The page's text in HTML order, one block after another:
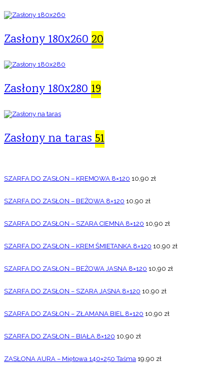
Zasłony 180x26020
Zasłony 180x28019
Zasłony na taras51
SZARFA DO ZASŁON – KREMOWA 8×120 10,90 zł
SZARFA DO ZASŁON – BEŻOWA 8×120 10,90 zł
SZARFA DO ZASŁON – SZARA CIEMNA 8×120 10,90 zł
SZARFA DO ZASŁON – KREM ŚMIETANKA 8×120 10,90 zł
SZARFA DO ZASŁON – BEŻOWA JASNA 8×120 10,90 zł
SZARFA DO ZASŁON – SZARA JASNA 8×120 10,90 zł
SZARFA DO ZASŁON – ZŁAMANA BIEL 8×120 10,90 zł
SZARFA DO ZASŁON – BIAŁA 8×120 10,90 zł
ZASŁONA AURA – Miętowa 140×250 Taśma 19,90 zł